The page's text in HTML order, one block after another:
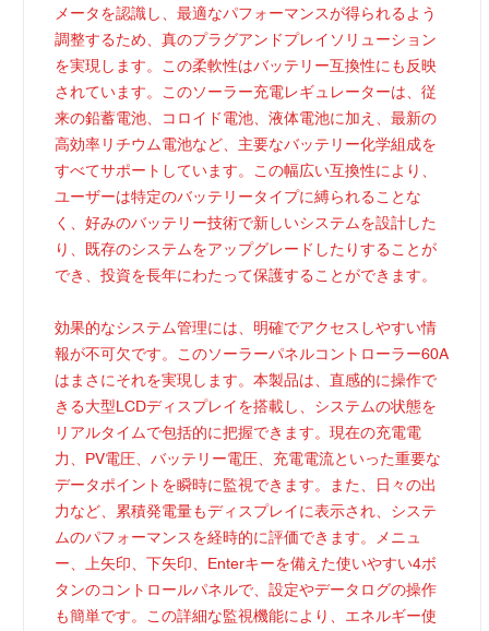
メータを認識し、最適なパフォーマンスが得られるよう
調整するため、真のプラグアンドプレイソリューション
を実現します。この柔軟性はバッテリー互換性にも反映
されています。このソーラー充電レギュレーターは、従
来の鉛蓄電池、コロイド電池、液体電池に加え、最新の
高効率リチウム電池など、主要なバッテリー化学組成を
すべてサポートしています。この幅広い互換性により、
ユーザーは特定のバッテリータイプに縛られることな
く、好みのバッテリー技術で新しいシステムを設計した
り、既存のシステムをアップグレードしたりすることが
でき、投資を長年にわたって保護することができます。
効果的なシステム管理には、明確でアクセスしやすい情
報が不可欠です。このソーラーパネルコントローラー60A
はまさにそれを実現します。本製品は、直感的に操作で
きる大型LCDディスプレイを搭載し、システムの状態を
リアルタイムで包括的に把握できます。現在の充電電
力、PV電圧、バッテリー電圧、充電電流といった重要な
データポイントを瞬時に監視できます。また、日々の出
力など、累積発電量もディスプレイに表示され、システ
ムのパフォーマンスを経時的に評価できます。メニュ
ー、上矢印、下矢印、Enterキーを備えた使いやすい4ボ
タンのコントロールパネルで、設定やデータログの操作
も簡単です。この詳細な監視機能により、エネルギー使